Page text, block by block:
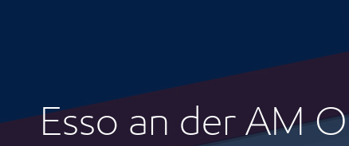
Esso an der AM